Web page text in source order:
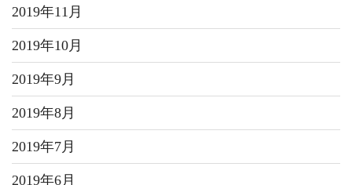
2019年11月
2019年10月
2019年9月
2019年8月
2019年7月
2019年6月